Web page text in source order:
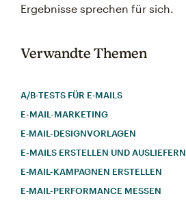
Ergebnisse sprechen für sich.
Verwandte Themen
A/B-TESTS FÜR E‑MAILS
E-MAIL-MARKETING
E‑MAIL-DESIGNVORLAGEN
E-MAILS ERSTELLEN UND AUSLIEFERN
E‑MAIL-KAMPAGNEN ERSTELLEN
E‑MAIL-PERFORMANCE MESSEN